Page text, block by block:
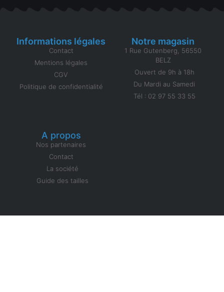
Informations légales
Contact
Mentions légales
CGV
Politique de confidentialité
Notre magasin
1 Rue Gutenberg, 56550
BELZ
Ouvert de 9h à 18h
Du Mardi au Samedi
Tél : 02 97 55 33 55
A propos
Nos partenaires
Contact
La société
Guide des tailles